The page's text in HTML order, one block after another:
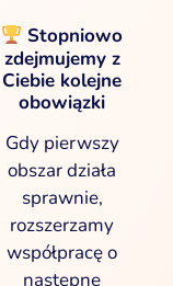
Stopniowo
zdejmujemy z
Ciebie kolejne
obowiązki
Gdy pierwszy
obszar działa
sprawnie,
rozszerzamy
współpracę o
następne